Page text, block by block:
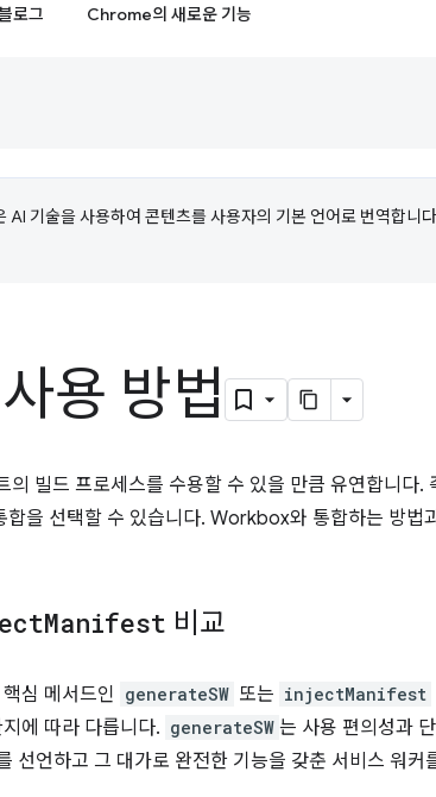
로그 Chrome의 새로운 기능
기술을 사용하여 콘텐츠를 사용자의 기본 언어로 번역합니
용 방법
빌드 프로세스를 수용할 수 있을 만큼 유연합니다
합을 선택할 수 있습니다. Workbox와 통합하는 방법
Manifest 비교
심 메서드인 generateSW 또는 injectManifest
에 따라 다릅니다. generateSW 는 사용 편의성과
선언하고 그 대가로 완전한 기능을 갖춘 서비스 워커